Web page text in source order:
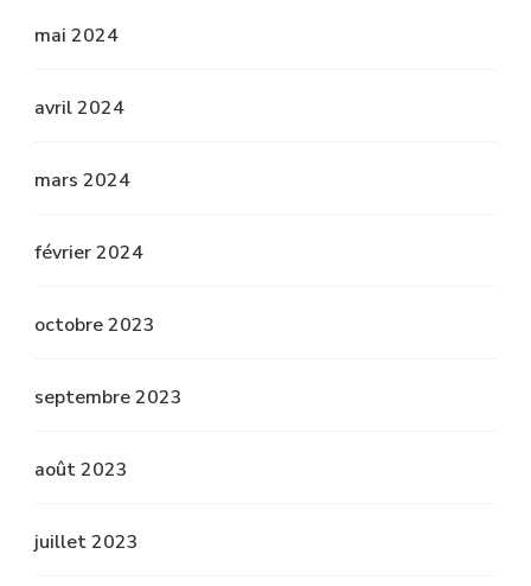
mai 2024
avril 2024
mars 2024
février 2024
octobre 2023
septembre 2023
août 2023
juillet 2023